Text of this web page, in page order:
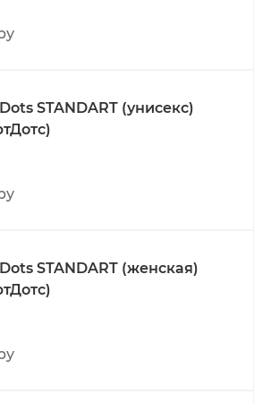
STANDART (унисекс)
STANDART (женская)